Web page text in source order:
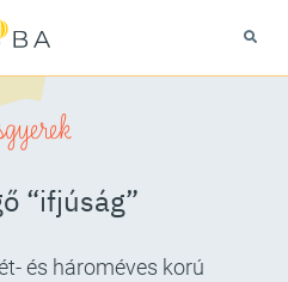
“ifjúság”
és hároméves korú